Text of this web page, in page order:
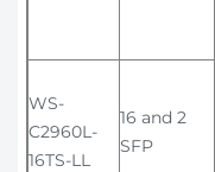
WS-
C2960L-
16TS-LL
16 and 2
SFP